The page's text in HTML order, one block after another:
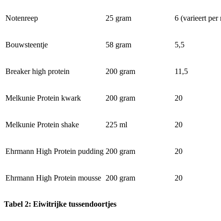
Notenreep 25 gram 6 (varieert per
Bouwsteentje 58 gram 5,5
Breaker high protein 200 gram 11,5
Melkunie Protein kwark 200 gram 20
Melkunie Protein shake 225 ml 20
Ehrmann High Protein pudding 200 gram 20
Ehrmann High Protein mousse 200 gram 20
Tabel 2: Eiwitrijke tussendoortjes